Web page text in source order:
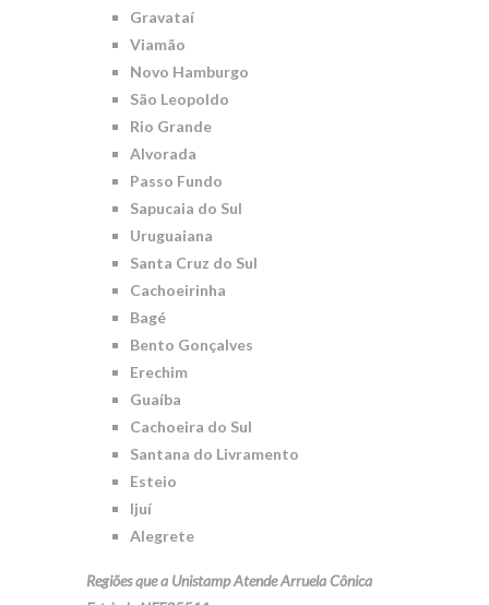
Gravataí
Viamão
Novo Hamburgo
São Leopoldo
Rio Grande
Alvorada
Passo Fundo
Sapucaia do Sul
Uruguaiana
Santa Cruz do Sul
Cachoeirinha
Bagé
Bento Gonçalves
Erechim
Guaíba
Cachoeira do Sul
Santana do Livramento
Esteio
Ijuí
Alegrete
Regiões que a Unistamp Atende Arruela Cônica